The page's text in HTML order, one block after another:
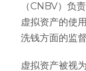
（CNBV）负
虚拟资产的使
洗钱方面的监
虚拟资产被视